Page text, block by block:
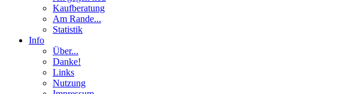
Kaufberatung
Am Rande...
Statistik
Info
Über...
Danke!
Links
Nutzung